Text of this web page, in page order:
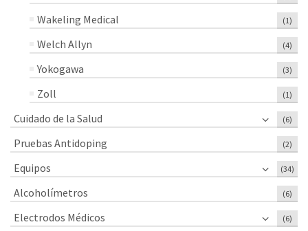
Wakeling Medical (1)
Welch Allyn (4)
Yokogawa (3)
Zoll (1)
Cuidado de la Salud (6)
Pruebas Antidoping (2)
Equipos (34)
Alcoholímetros (6)
Electrodos Médicos (6)